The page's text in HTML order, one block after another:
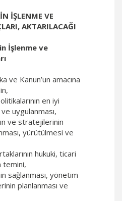
İŞLENME VE
AKTARILACAĞI
İşlenme ve
ve Kanun’un amacına
en iyi
uygulanması,
ve stratejilerinin
yürütülmesi ve
hukuki, ticari
temini,
sağlanması, yönetim
planlanması ve